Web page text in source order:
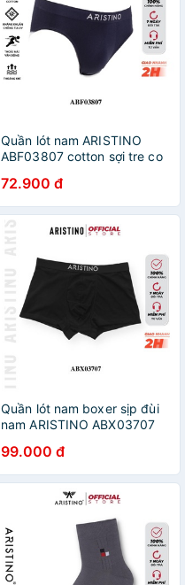
Quần lót nam ARISTINO
ABF03807 cotton sợi tre co
khí kháng khuẩn cực tốt
72.900 đ
Quần lót nam boxer sịp đùi
nam ARISTINO ABX03707
thoáng mát dễ chịu co giãn
04 chiều
99.000 đ